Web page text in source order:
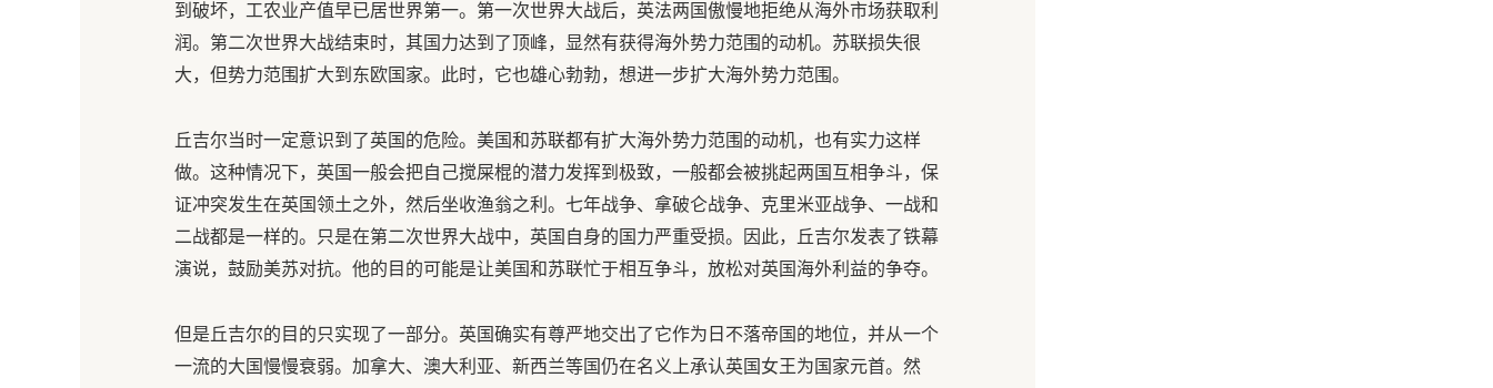
到破坏，工农业产值早已居世界第一。第一次世界大战后，英法两国傲慢地拒绝从海外市场获取利
润。第二次世界大战结束时，其国力达到了顶峰，显然有获得海外势力范围的动机。苏联损失很
大，但势力范围扩大到东欧国家。此时，它也雄心勃勃，想进一步扩大海外势力范围。
丘吉尔当时一定意识到了英国的危险。美国和苏联都有扩大海外势力范围的动机，也有实力这样
做。这种情况下，英国一般会把自己搅屎棍的潜力发挥到极致，一般都会被挑起两国互相争斗，保
证冲突发生在英国领土之外，然后坐收渔翁之利。七年战争、拿破仑战争、克里米亚战争、一战和
二战都是一样的。只是在第二次世界大战中，英国自身的国力严重受损。因此，丘吉尔发表了铁幕
演说，鼓励美苏对抗。他的目的可能是让美国和苏联忙于相互争斗，放松对英国海外利益的争夺。
但是丘吉尔的目的只实现了一部分。英国确实有尊严地交出了它作为日不落帝国的地位，并从一个
一流的大国慢慢衰弱。加拿大、澳大利亚、新西兰等国仍在名义上承认英国女王为国家元首。然